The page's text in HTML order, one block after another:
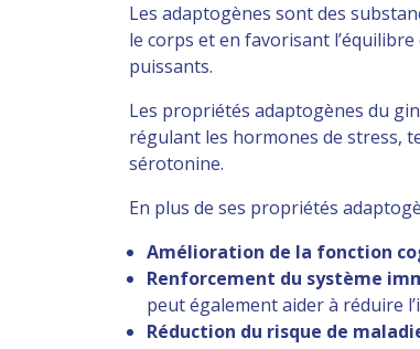
Les adaptogènes sont des
le corps et en favorisant
puissants.
Les propriétés adaptogènes du
régulant les hormones de stress,
sérotonine.
En plus de ses propriétés
Amélioration de la fonction
Renforcement du système
peut également aider à réduire
Réduction du risque de